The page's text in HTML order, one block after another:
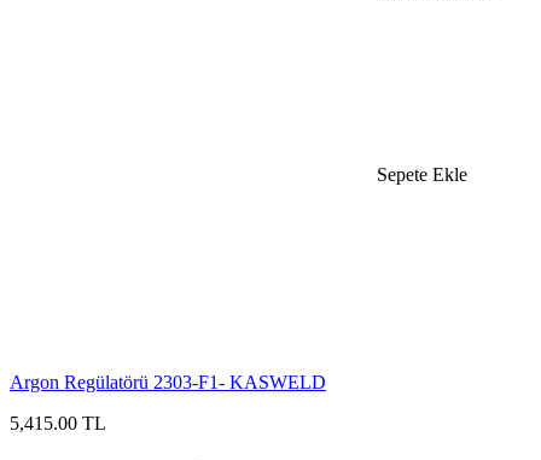
Sepete Ekle
Argon Regülatörü 2303-F1- KASWELD
5,415.00 TL